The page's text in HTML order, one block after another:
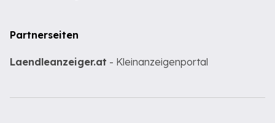
Partnerseiten
Laendleanzeiger.at - Kleinanzeigenportal